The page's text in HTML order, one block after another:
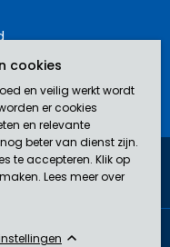
bemiddelaar (nr.
cookies
en veilig werkt wordt
er cookies
en relevante
beter van dienst zijn.
te accepteren. Klik op
Lees meer over